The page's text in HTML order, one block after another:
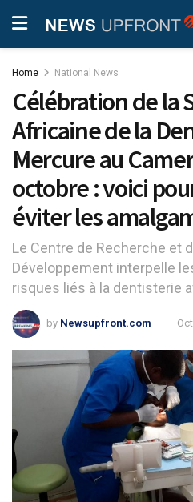
Home National News
Célébration de la
Africaine de la
Mercure au
octobre : voici
éviter les
Le Centre de Recherche et
Développement interpelle
risques liés à la dentisterie
by Newsupfront.com